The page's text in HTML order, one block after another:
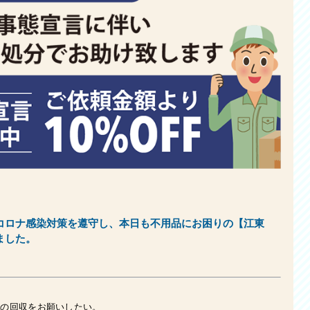
ナ感染対策を遵守し、 本日も不用品にお困りの【江東
た。
回収をお願いしたい。